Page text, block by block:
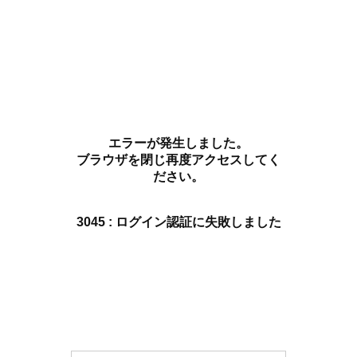
エラーが発生しました。
ブラウザを閉じ再度アクセスしてく
ださい。
3045 : ログイン認証に失敗しました